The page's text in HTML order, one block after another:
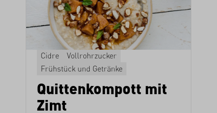
Cidre
Vollrohrzucker
Frühstück und Getränke
Quittenkompott mit
Zimt